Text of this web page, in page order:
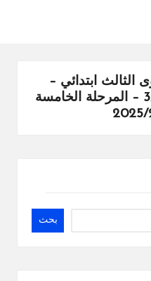
ابتدائي –
المدرسة الرائدة – 3AEP – المرحلة الخامسة
بحث